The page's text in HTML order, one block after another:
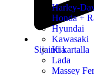
Sijainti kartalla
Harley-
Honda +
Hyundai
Kawasaki
Kia
Lada
Massey